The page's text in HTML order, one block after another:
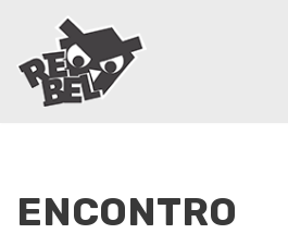
Pular
para
ENCONTRO